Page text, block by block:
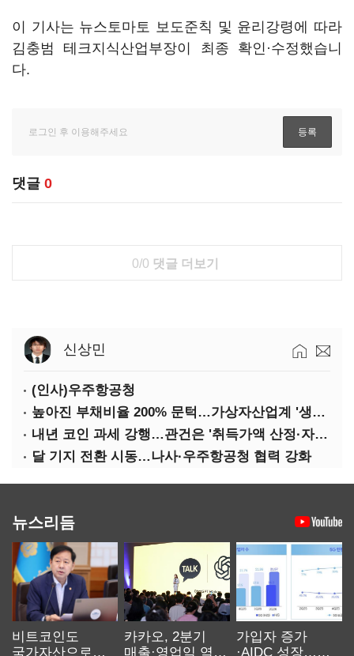
이 기사는 뉴스토마토 보도준칙 및 윤리강령에 따라
김충범 테크지식산업부장이 최종 확인·수정했습니
다.
댓글 0
0/0 댓글 더보기
신상민
(인사)우주항공청
높아진 부채비율 200% 문턱…가상자산업계 '생존 시험대'
내년 코인 과세 강행…관건은 '취득가액 산정·자산 이동'
달 기지 전환 시동…나사·우주항공청 협력 강화
뉴스리듬
비트코인도
국가자산으로…'
카카오, 2분기
매출·영업익 역대
가입자 증가
·AIDC 성장…